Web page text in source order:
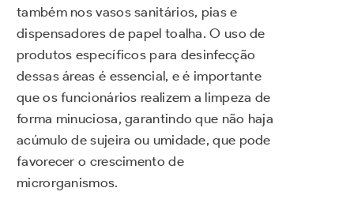
também nos vasos sanitários, pias e
dispensadores de papel toalha. O uso de
produtos específicos para desinfecção
dessas áreas é essencial, e é importante
que os funcionários realizem a limpeza de
forma minuciosa, garantindo que não haja
acúmulo de sujeira ou umidade, que pode
favorecer o crescimento de
microrganismos.